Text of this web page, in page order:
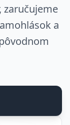
zaručujeme
a